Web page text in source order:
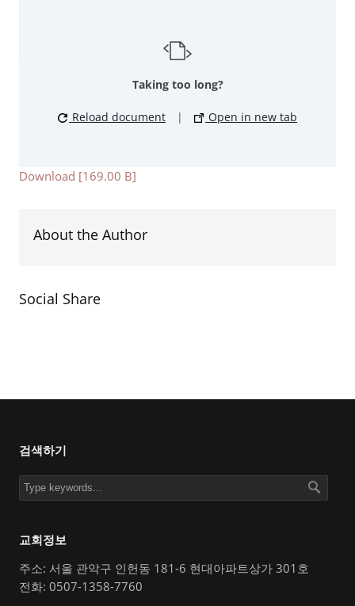
Taking too long?
Reload document | Open in new tab
Download [169.00 B]
About the Author
Social Share
검색하기
교회정보
주소: 서울 관악구 인헌동 181-6 현대아파트상가 301호
전화: 0507-1358-7760